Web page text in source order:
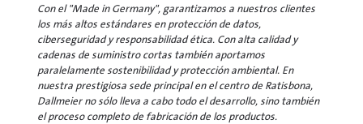
Con el "Made in Germany", garantizamos a nuestros clientes
los más altos estándares en protección de datos,
ciberseguridad y responsabilidad ética. Con alta calidad y
cadenas de suministro cortas también aportamos
paralelamente sostenibilidad y protección ambiental. En
nuestra prestigiosa sede principal en el centro de Ratisbona,
Dallmeier no sólo lleva a cabo todo el desarrollo, sino también
el proceso completo de fabricación de los productos.